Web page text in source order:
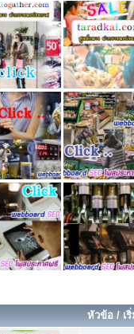
หัวข้อ / เ